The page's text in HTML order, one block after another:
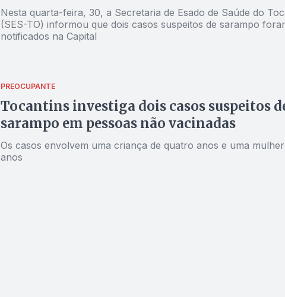
Nesta quarta-feira, 30, a Secretaria de Esado de Saúde do
(SES-TO) informou que dois casos suspeitos de sarampo
notificados na Capital
PREOCUPANTE
Tocantins investiga dois casos suspeitos
sarampo em pessoas não vacinadas
Os casos envolvem uma criança de quatro anos e uma
anos